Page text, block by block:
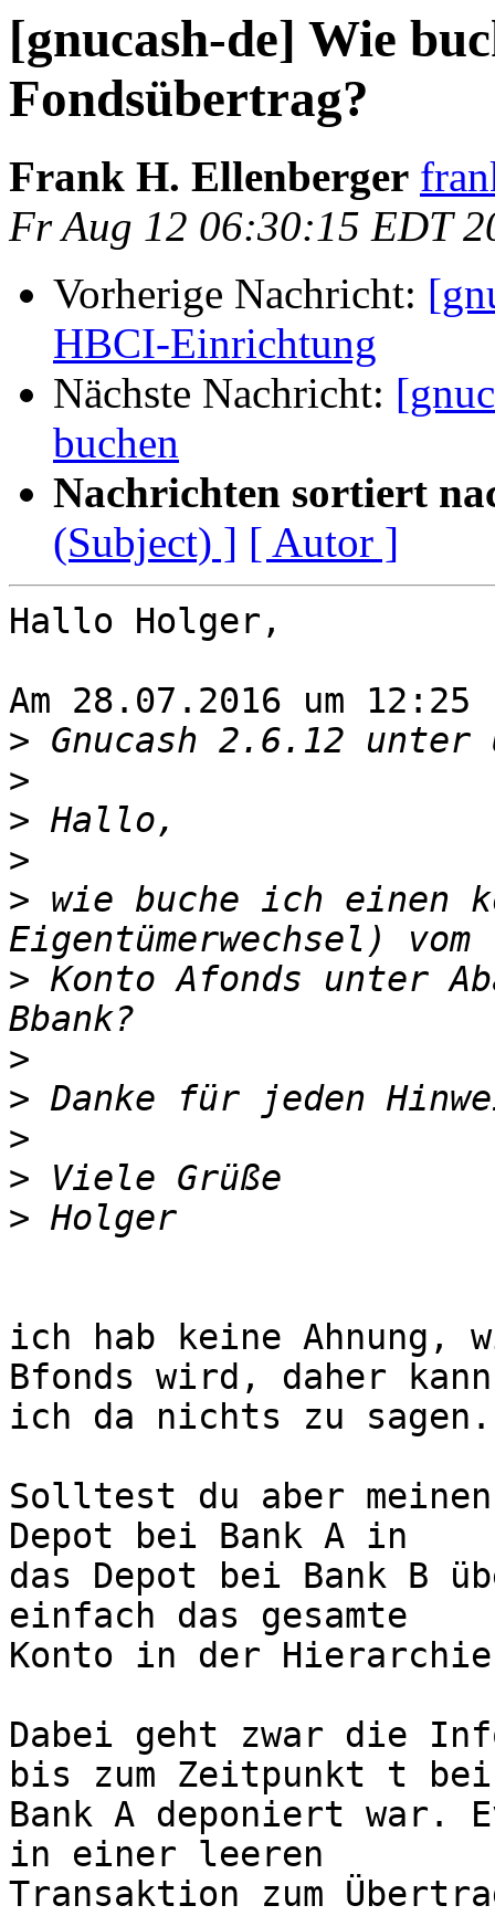
[gnucash-de] Wie
Fondsübertrag?
Frank H. Ellenberger
Fr Aug 12 06:30:15 EDT
Vorherige Nachricht:
HBCI-Einrichtung
Nächste Nachricht:
buchen
Nachrichten sortiert
(Subject) ] [ Autor ]
Hallo Holger,
Am 28.07.2016 um
>
>
>
>
> wie buche ich einen
> Konto Afonds unter
>
>
>
>
>
ich hab keine Ahnung,
Bfonds wird, daher kann
ich da nichts zu sagen.
Solltest du aber
Depot bei Bank A in
das Depot bei Bank B
einfach das gesamte
Konto in der
Dabei geht zwar die
bis zum Zeitpunkt t bei
Bank A deponiert war.
in einer leeren
Transaktion zum